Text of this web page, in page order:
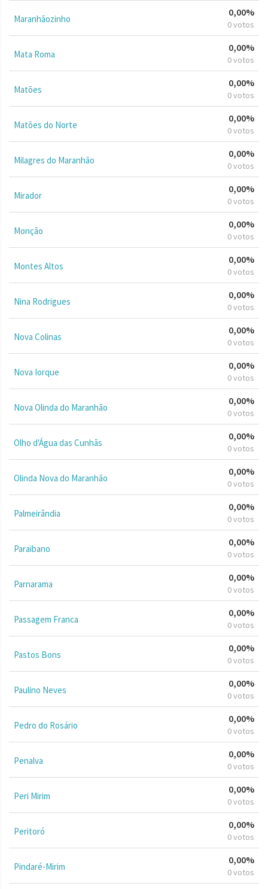
Maranhãozinho
0,00%
0 votos
Mata Roma
0,00%
0 votos
Matões
0,00%
0 votos
Matões do Norte
0,00%
0 votos
Milagres do Maranhão
0,00%
0 votos
Mirador
0,00%
0 votos
Monção
0,00%
0 votos
Montes Altos
0,00%
0 votos
Nina Rodrigues
0,00%
0 votos
Nova Colinas
0,00%
0 votos
Nova Iorque
0,00%
0 votos
Nova Olinda do Maranhão
0,00%
0 votos
Olho d'Água das Cunhãs
0,00%
0 votos
Olinda Nova do Maranhão
0,00%
0 votos
Palmeirândia
0,00%
0 votos
Paraibano
0,00%
0 votos
Parnarama
0,00%
0 votos
Passagem Franca
0,00%
0 votos
Pastos Bons
0,00%
0 votos
Paulino Neves
0,00%
0 votos
Pedro do Rosário
0,00%
0 votos
Penalva
0,00%
0 votos
Peri Mirim
0,00%
0 votos
Peritoró
0,00%
0 votos
Pindaré-Mirim
0,00%
0 votos